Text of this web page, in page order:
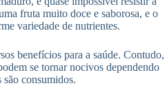
fruta muito doce e saborosa, e o
variedade de nutrientes.
benefícios para a saúde. Contudo,
se tornar nocivos dependendo
consumidos.